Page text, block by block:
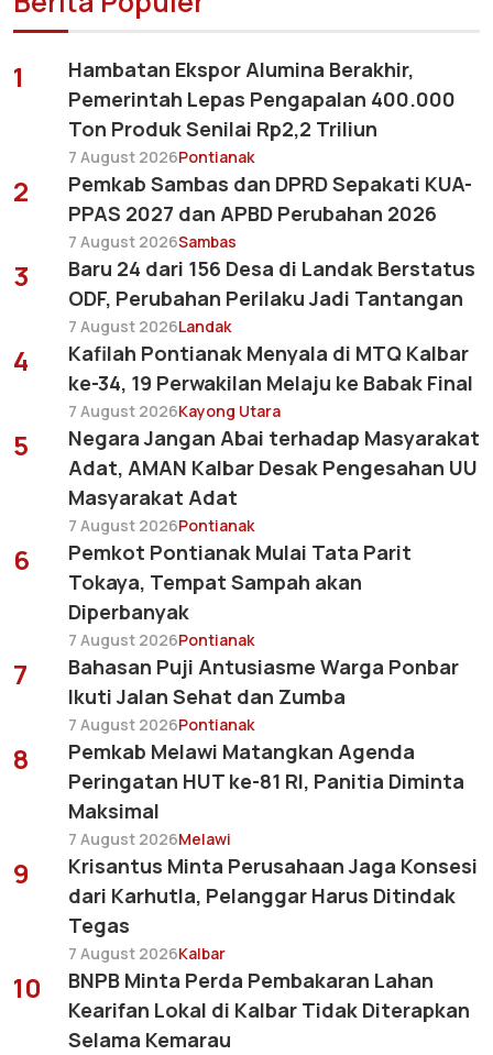
1
Hambatan Ekspor Alumina Berakhir,
Pemerintah Lepas Pengapalan 400.000
Ton Produk Senilai Rp2,2 Triliun
7 August 2026Pontianak
2
Pemkab Sambas dan DPRD Sepakati KUA-
PPAS 2027 dan APBD Perubahan 2026
7 August 2026Sambas
3
Baru 24 dari 156 Desa di Landak Berstatus
ODF, Perubahan Perilaku Jadi Tantangan
7 August 2026Landak
4
Kafilah Pontianak Menyala di MTQ Kalbar
ke-34, 19 Perwakilan Melaju ke Babak Final
7 August 2026Kayong Utara
5
Negara Jangan Abai terhadap Masyarakat
Adat, AMAN Kalbar Desak Pengesahan UU
Masyarakat Adat
7 August 2026Pontianak
6
Pemkot Pontianak Mulai Tata Parit
Tokaya, Tempat Sampah akan
Diperbanyak
7 August 2026Pontianak
7
Bahasan Puji Antusiasme Warga Ponbar
Ikuti Jalan Sehat dan Zumba
7 August 2026Pontianak
8
Pemkab Melawi Matangkan Agenda
Peringatan HUT ke-81 RI, Panitia Diminta
Maksimal
7 August 2026Melawi
9
Krisantus Minta Perusahaan Jaga Konsesi
dari Karhutla, Pelanggar Harus Ditindak
Tegas
7 August 2026Kalbar
10
BNPB Minta Perda Pembakaran Lahan
Kearifan Lokal di Kalbar Tidak Diterapkan
Selama Kemarau